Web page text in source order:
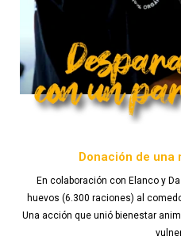
Donación de una
En colaboración con Elanco y
huevos (6.300 raciones) al
Una acción que unió bienestar